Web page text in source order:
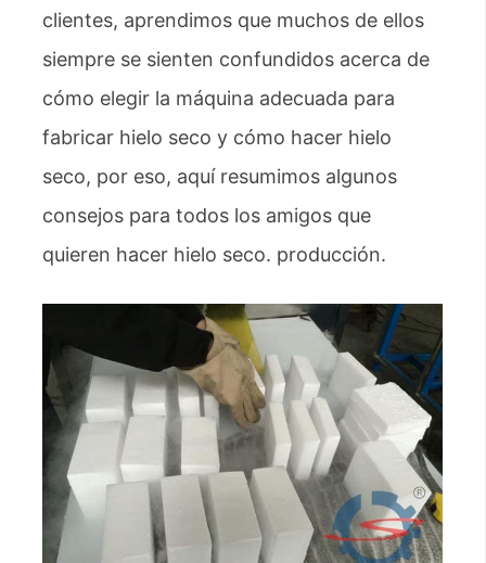
clientes, aprendimos que muchos de ellos
siempre se sienten confundidos acerca de
cómo elegir la máquina adecuada para
fabricar hielo seco y cómo hacer hielo
seco, por eso, aquí resumimos algunos
consejos para todos los amigos que
quieren hacer hielo seco. producción.